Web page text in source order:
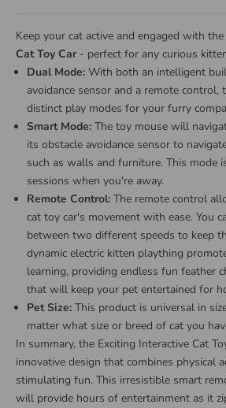
Keep your cat active and engaged with the
Cat Toy Car- perfect for any curious
Dual Mode: With both an intelligent
avoidance sensor and a remote
distinct play modes for your furry
Smart Mode: The toy mouse will
its obstacle avoidance sensor to
such as walls and furniture. This mode
sessions when you're away.
Remote Control: The remote control
cat toy car's movement with ease. You
between two different speeds to keep
dynamic electric kitten plaything
learning, providing endless fun feather
that will keep your pet entertained for
Pet Size: This product is universal in
matter what size or breed of cat you
In summary, the Exciting Interactive Cat
innovative design that combines physical
stimulating fun. This irresistible smart
will provide hours of entertainment as it